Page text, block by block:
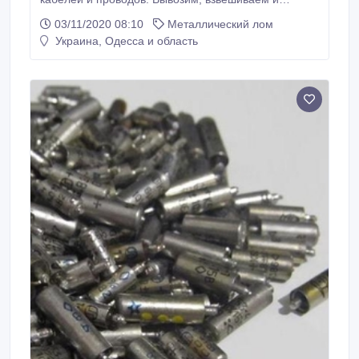
metallolom.in.ua тел : 0503334103, 0971996913
Владимир.
03/11/2020 08:10
Металлический лом
Украина, Одесса и область